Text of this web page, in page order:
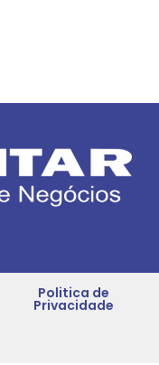
Politica de
Privacidade